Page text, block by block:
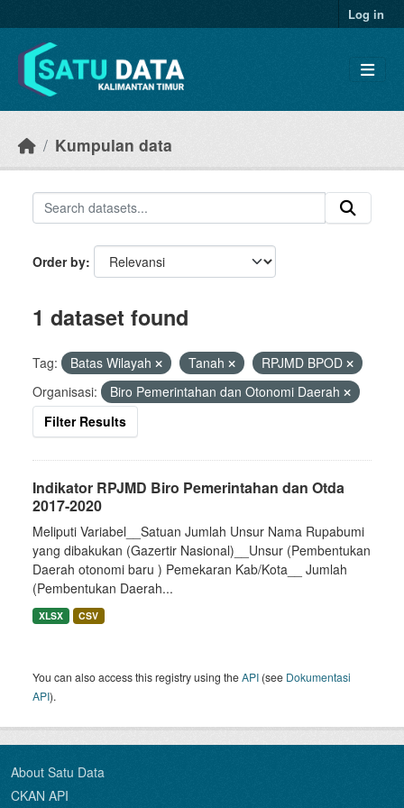
Log in
Kumpulan data
Order by
1 dataset found
Tag: Batas Wilayah Tanah
RPJMD BPOD
Organisasi:
Biro Pemerintahan dan Otonomi Daerah
Filter Results
Indikator RPJMD Biro Pemerintahan dan Otda
2017-2020
Meliputi Variabel__Satuan Jumlah Unsur Nama Rupabumi
yang dibakukan (Gazertir Nasional)__Unsur (Pembentukan
Daerah otonomi baru ) Pemekaran Kab/Kota__ Jumlah
(Pembentukan Daerah...
XLSX CSV
You can also access this registry using theAPI (see Dokumentasi
API).
About Satu Data
CKAN API